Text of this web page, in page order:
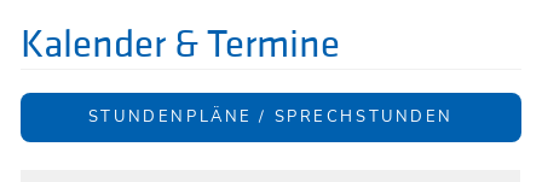
Kalender & Termine
STUNDENPLÄNE / SPRECHSTUNDEN